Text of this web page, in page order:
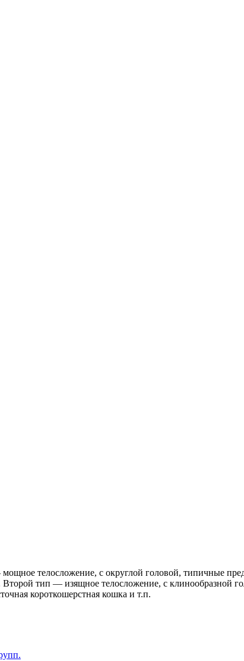
телосложение, с округлой головой, типичные
Второй тип — изящное телосложение, с клинообразной
короткошерстная кошка и т.п.